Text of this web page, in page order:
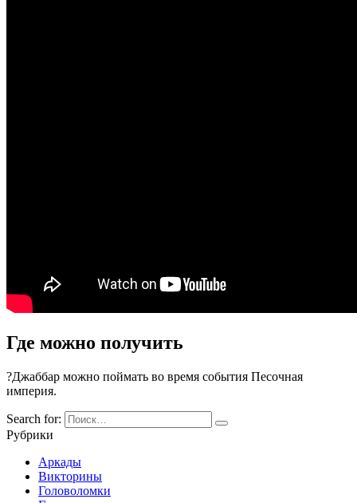
Где можно получить
?Джаббар можно поймать во время события Песочная
империя.
Search for:
Рубрики
Аркады
Викторины
Головоломки